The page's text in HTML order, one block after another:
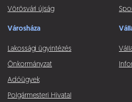
Vörösvári újság
Városháza
Lakossági ügyintézés
Önkormányzat
Adóügyek
Polgármesteri Hivatal